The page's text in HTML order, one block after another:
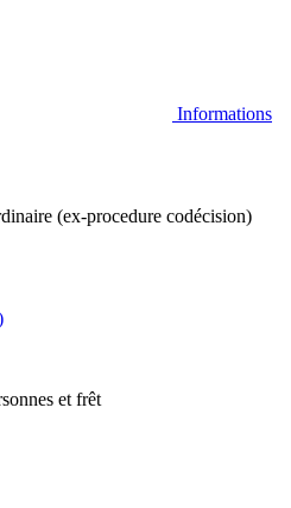
Informations
(ex-procedure codécision)
et frêt